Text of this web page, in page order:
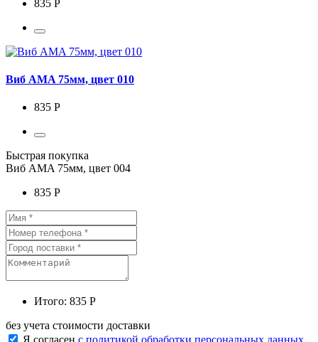
835 Р
Виб AMA 75мм, цвет 010
835 Р
Быстрая покупка
Виб AMA 75мм, цвет 004
835 Р
Итого: 835 Р
без учета стоимости доставки